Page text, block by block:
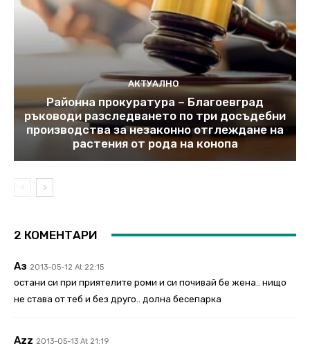
АКТУАЛНО
Районна прокуратура – Благоевград
ръководи разследването по три досъдебни
производства за незаконно отглеждане на
растения от рода на конопа
2 КОМЕНТАРИ
Аз 2013-05-12 At 22:15
остани си при приятелите роми и си почивай бе жена.. нищо
не става от теб и без друго.. долна бесепарка
Azz 2013-05-13 At 21:19